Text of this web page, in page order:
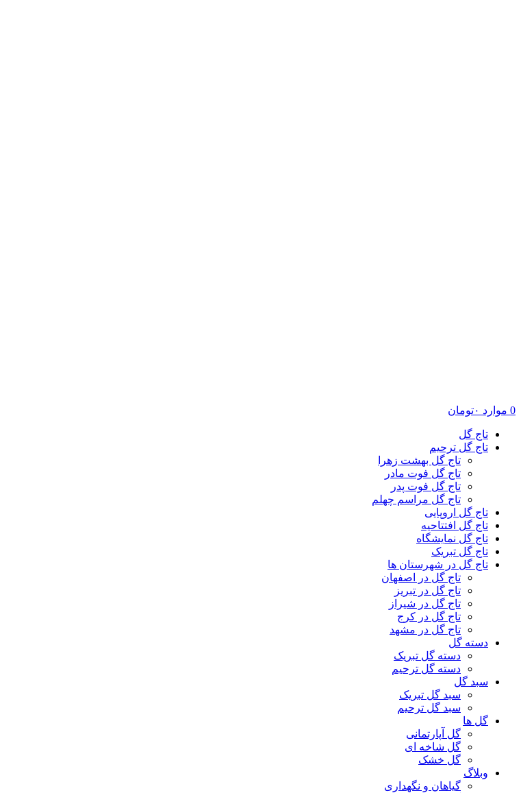
0 موارد ۰تومان
تاج گل
تاج گل ترحیم
تاج گل بهشت زهرا
تاج گل فوت مادر
تاج گل فوت پدر
تاج گل مراسم چهلم
تاج گل اروپایی
تاج گل افتتاحیه
تاج گل نمایشگاه
تاج گل تبریک
تاج گل در شهرستان ها
تاج گل در اصفهان
تاج گل در تبریز
تاج گل در شیراز
تاج گل در کرج
تاج گل در مشهد
دسته گل
دسته گل تبریک
دسته گل ترحیم
سبد گل
سبد گل تبریک
سبد گل ترحیم
گل ها
گل آپارتمانی
گل شاخه ای
گل خشک
وبلاگ
گیاهان و نگهداری